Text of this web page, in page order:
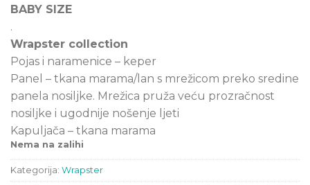
BABY SIZE
.
Wrapster collection
Pojas i naramenice – keper
Panel – tkana marama/lan s mrežicom preko sredine
panela nosiljke. Mrežica pruža veću prozračnost
nosiljke i ugodnije nošenje ljeti
Kapuljača – tkana marama
Nema na zalihi
Kategorija: Wrapster